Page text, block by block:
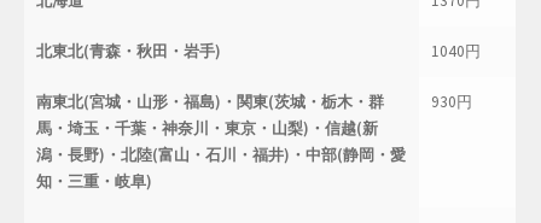
配送状況の確認
北東北(青森・秋田・岩手) 1040円
南東北(宮城・山形・福島)・関東(茨城・栃木・群
馬・埼玉・千葉・神奈川・東京・山梨)・信越(新
潟・長野)・北陸(富山・石川・福井)・中部(静岡・愛
知・三重・岐阜)
930円